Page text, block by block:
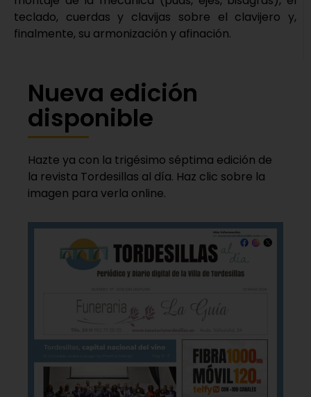
teclado, cuerdas y clavijas sobre el clavijero y,
finalmente, su armonización y afinación.
Nueva edición
disponible
Hazte ya con la trigésimo séptima edición de
la revista Tordesillas al día. Haz clic sobre la
imagen para verla online.